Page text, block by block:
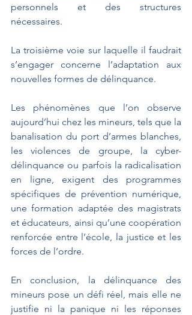
personnels et des structures
nécessaires.
La troisième voie sur laquelle il faudrait
s’engager concerne l’adaptation aux
nouvelles formes de délinquance.
Les phénomènes que l’on observe
aujourd’hui chez les mineurs, tels que la
banalisation du port d’armes blanches,
les violences de groupe, la cyber-
délinquance ou parfois la radicalisation
en ligne, exigent des programmes
spécifiques de prévention numérique,
une formation adaptée des magistrats
et éducateurs, ainsi qu’une coopération
renforcée entre l’école, la justice et les
forces de l’ordre.
En conclusion, la délinquance des
mineurs pose un défi réel, mais elle ne
justifie ni la panique ni les réponses